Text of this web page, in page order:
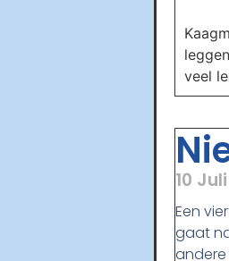
veel
10
Een
gaat
andere